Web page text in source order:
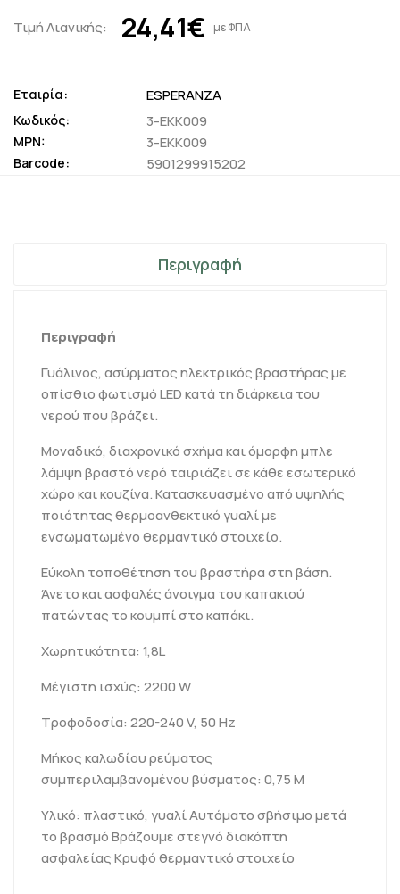
Τιμή Λιανικής: 24,41€ με ΦΠΑ
Εταιρία: ESPERANZA
Κωδικός: 3-EKK009
MPN: 3-EKK009
Barcode: 5901299915202
Περιγραφή
Περιγραφή
Γυάλινος, ασύρματος ηλεκτρικός βραστήρας με
οπίσθιο φωτισμό LED κατά τη διάρκεια του
νερού που βράζει.
Μοναδικό, διαχρονικό σχήμα και όμορφη μπλε
λάμψη βραστό νερό ταιριάζει σε κάθε εσωτερικό
χώρο και κουζίνα. Κατασκευασμένο από υψηλής
ποιότητας θερμοανθεκτικό γυαλί με
ενσωματωμένο θερμαντικό στοιχείο.
Εύκολη τοποθέτηση του βραστήρα στη βάση.
Άνετο και ασφαλές άνοιγμα του καπακιού
πατώντας το κουμπί στο καπάκι.
Χωρητικότητα: 1,8L
Μέγιστη ισχύς: 2200 W
Τροφοδοσία: 220-240 V, 50 Hz
Μήκος καλωδίου ρεύματος
συμπεριλαμβανομένου βύσματος: 0,75 M
Υλικό: πλαστικό, γυαλί Αυτόματο σβήσιμο μετά
το βρασμό Βράζουμε στεγνό διακόπτη
ασφαλείας Κρυφό θερμαντικό στοιχείο